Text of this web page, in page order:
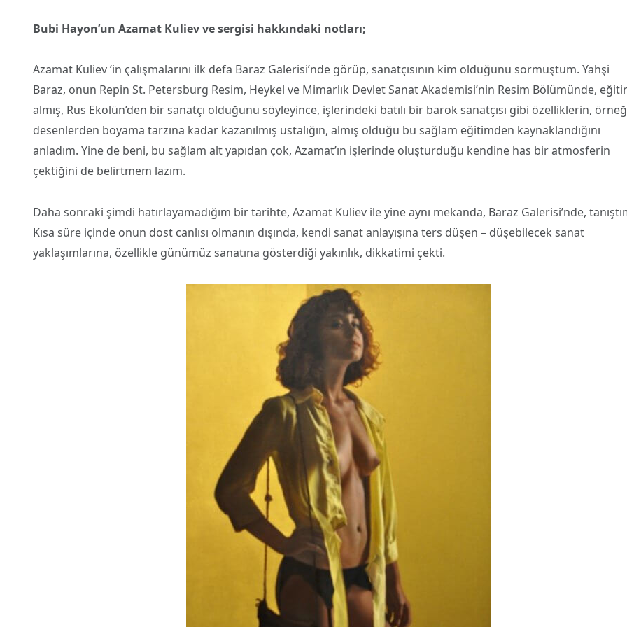
Bubi Hayon’un Azamat Kuliev ve sergisi hakkındaki notları;
Azamat Kuliev ‘in çalışmalarını ilk defa Baraz Galerisi’nde görüp, sanatçısının kim olduğunu sormuştum. Yahşi
Baraz, onun Repin St. Petersburg Resim, Heykel ve Mimarlık Devlet Sanat Akademisi’nin Resim Bölümünde,
almış, Rus Ekolün’den bir sanatçı olduğunu söyleyince, işlerindeki batılı bir barok sanatçısı gibi özelliklerin,
desenlerden boyama tarzına kadar kazanılmış ustalığın, almış olduğu bu sağlam eğitimden kaynaklandığını
anladım. Yine de beni, bu sağlam alt yapıdan çok, Azamat’ın işlerinde oluşturduğu kendine has bir atmosferin
çektiğini de belirtmem lazım.
Daha sonraki şimdi hatırlayamadığım bir tarihte, Azamat Kuliev ile yine aynı mekanda, Baraz Galerisi’nde,
Kısa süre içinde onun dost canlısı olmanın dışında, kendi sanat anlayışına ters düşen – düşebilecek sanat
yaklaşımlarına, özellikle günümüz sanatına gösterdiği yakınlık, dikkatimi çekti.